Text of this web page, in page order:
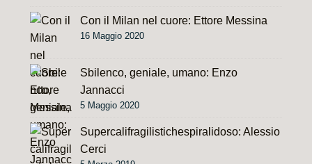
Con il Milan nel cuore: Ettore Messina
16 Maggio 2020
Sbilenco, geniale, umano: Enzo
Jannacci
5 Maggio 2020
Supercalifragilistichespiralidoso: Alessio
Cerci